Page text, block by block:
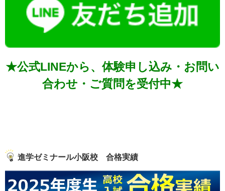
★公式LINEから、体験申し込み・お問い
合わせ・ご質問を受付中★
進学ゼミナール小阪校 合格実績